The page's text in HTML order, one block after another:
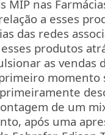
MIP nas
a esses
das redes
produtos
as vendas
momento
de um
após uma